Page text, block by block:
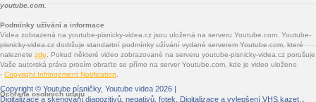
youtube.com.
Podmínky užívání a informace
Videa zobrazená na youtube-pisnicky-videa.cz jsou uložená na serveru Youtube.com. Youtube-
pisnicky-videa.cz dodržuje standartní podmínky užívání vydané serverem Youtube.com, které
naleznete zde . Pokud některé video zobrazované na serveru youtube-pisnicky-videa.cz porušuje
Vaše autorská práva prosím obraťte se přímo na server Youtube.com, kde je video uloženo
- Copyright Infringement Notification
Ochrana osobních údajů
Copyright © Youtube písničky, Youtube videa 2026 |
Digitalizace a skenování diapozitivů, negativů, fotek . Digitalizace a vylepšení VHS kazet.